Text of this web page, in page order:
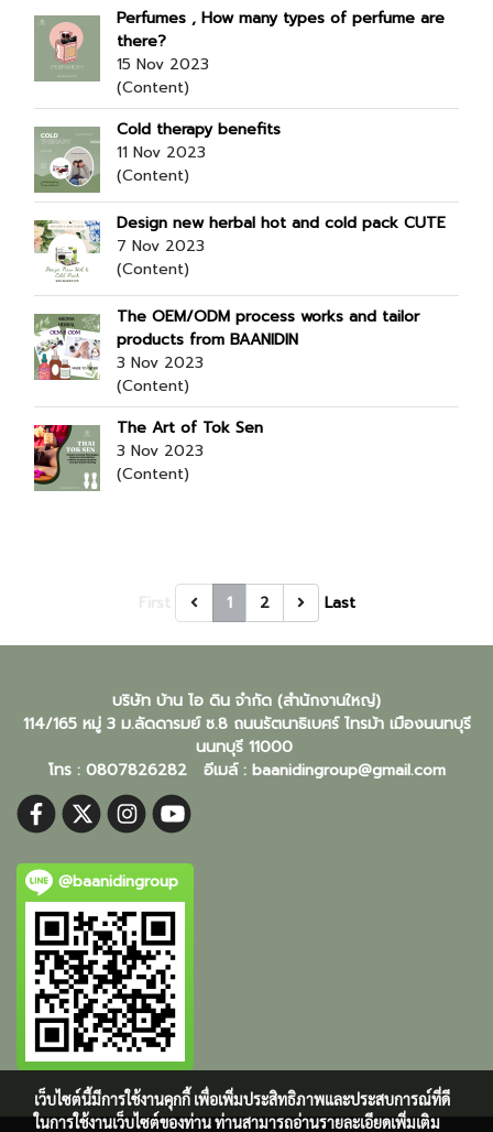
Perfumes , How many types of perfume are
there?
15 Nov 2023
(Content)
Cold therapy benefits
11 Nov 2023
(Content)
Design new herbal hot and cold pack CUTE
7 Nov 2023
(Content)
The OEM/ODM process works and tailor
products from BAANIDIN
3 Nov 2023
(Content)
The Art of Tok Sen
3 Nov 2023
(Content)
1 2 Last
บริษัท บ้าน ไอ ดิน จำกัด (สำนักงานใหญ่)
114/165 หมู่ 3 ม.ลัดดารมย์ ซ.8 ถนนรัตนาธิเบศร์ ไทรม้า เมืองนนทบุรี
นนทบุรี 11000
โทร : 0807826282 อีเมล์ : baanidingroup@gmail.com
@baanidingroup
เว็บไซต์นี้มีการใช้งานคุกกี้ เพื่อเพิ่มประสิทธิภาพและประสบการณ์ที่ดี
ในการใช้งานเว็บไซต์ของท่าน ท่านสามารถอ่านรายละเอียดเพิ่มเติม